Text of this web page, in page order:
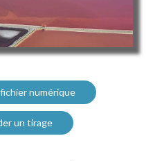
numérique
un tirage